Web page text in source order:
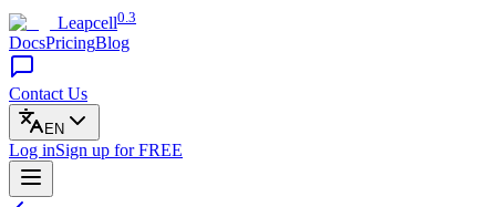
Leapcell0.3
DocsPricingBlog
Contact Us
EN
Log inSign up for FREE